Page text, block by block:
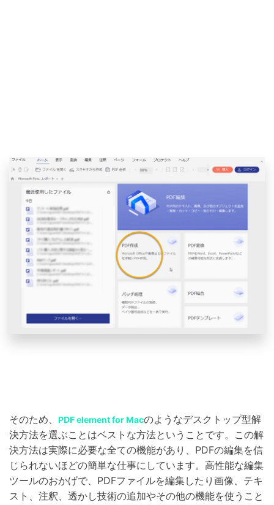
そのため、 PDF element for Macのようなデスクトップ型解
決方法を選ぶことはベストな方法ということです。この解
決方法は実際に必要な全ての機能があり、PDFの編集を信
じられないほどの簡単な仕事にしています。高性能な編集
ツールのおかげで、PDFファイルを編集したり画像、テキ
スト、注釈、透かし技術の追加やその他の機能を使うこと